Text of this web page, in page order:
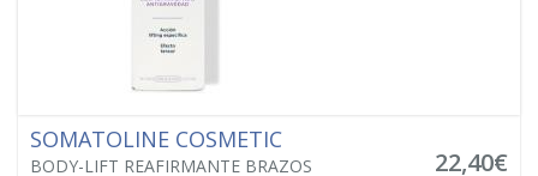
SOMATOLINE COSMETIC
BODY-LIFT REAFIRMANTE BRAZOS
22,40€